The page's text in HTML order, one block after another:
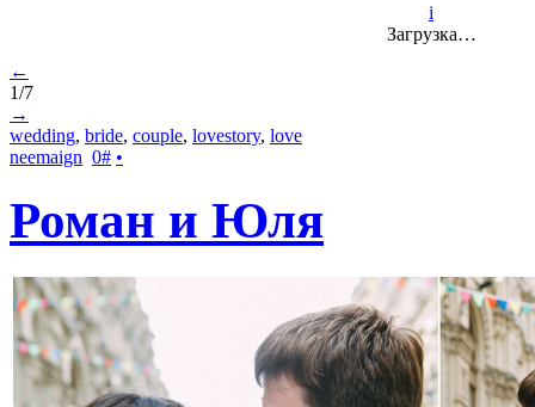
i
Загрузка…
←
1/7
→
wedding, bride, couple, lovestory, love
neemaign 0# •
Роман и Юля